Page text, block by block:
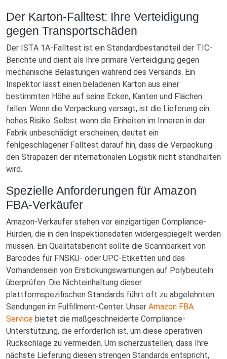
Der Karton-Falltest: Ihre Verteidigung
gegen Transportschäden
Der ISTA 1A-Falltest ist ein Standardbestandteil der TIC-
Berichte und dient als Ihre primäre Verteidigung gegen
mechanische Belastungen während des Versands. Ein
Inspektor lässt einen beladenen Karton aus einer
bestimmten Höhe auf seine Ecken, Kanten und Flächen
fallen. Wenn die Verpackung versagt, ist die Lieferung ein
hohes Risiko. Selbst wenn die Einheiten im Inneren in der
Fabrik unbeschädigt erscheinen, deutet ein
fehlgeschlagener Falltest darauf hin, dass die Verpackung
den Strapazen der internationalen Logistik nicht standhalten
wird.
Spezielle Anforderungen für Amazon
FBA-Verkäufer
Amazon-Verkäufer stehen vor einzigartigen Compliance-
Hürden, die in den Inspektionsdaten widergespiegelt werden
müssen. Ein Qualitätsbericht sollte die Scannbarkeit von
Barcodes für FNSKU- oder UPC-Etiketten und das
Vorhandensein von Erstickungswarnungen auf Polybeuteln
überprüfen. Die Nichteinhaltung dieser
plattformspezifischen Standards führt oft zu abgelehnten
Sendungen im Fulfillment-Center. Unser Amazon FBA
Service bietet die maßgeschneiderte Compliance-
Unterstützung, die erforderlich ist, um diese operativen
Rückschläge zu vermeiden. Um sicherzustellen, dass Ihre
nächste Lieferung diesen strengen Standards entspricht,